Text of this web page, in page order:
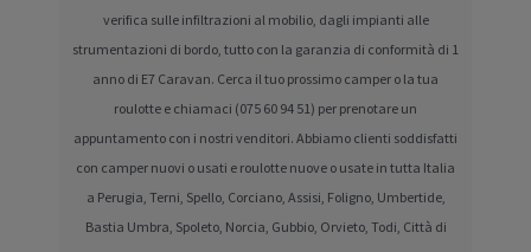
verifica sulle infiltrazioni al mobilio, dagli impianti alle
strumentazioni di bordo, tutto con la garanzia di conformità di 1
anno di E7 Caravan. Cerca il tuo prossimo camper o la tua
roulotte e chiamaci (075 60 94 51) per prenotare un
appuntamento con i nostri venditori. Abbiamo clienti soddisfatti
con camper nuovi o usati e roulotte nuove o usate in tutta Italia
a Perugia, Terni, Spello, Corciano, Assisi, Foligno, Umbertide,
Bastia Umbra, Spoleto, Norcia, Gubbio, Orvieto, Todi, Città di